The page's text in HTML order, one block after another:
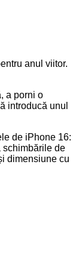
anul viitor.
a porni o
introducă unul
de iPhone 16:
schimbările de
dimensiune cu